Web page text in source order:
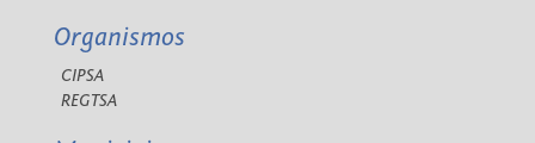
Organismos
CIPSA
REGTSA